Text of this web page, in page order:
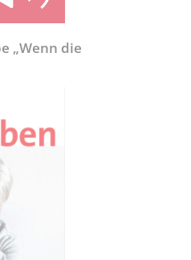
„Wenn die